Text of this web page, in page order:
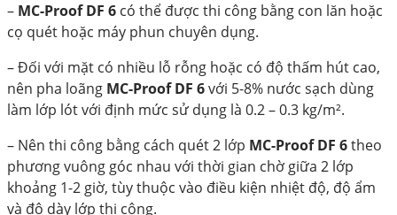
– MC-Proof DF 6 có thể được thi công bằng con lăn hoặc
cọ quét hoặc máy phun chuyên dụng.
– Đối với mặt có nhiều lỗ rỗng hoặc có độ thấm hút cao,
nên pha loãng MC-Proof DF 6với 5-8% nước sạch dùng
làm lớp lót với định mức sử dụng là 0.2 – 0.3 kg/m².
– Nên thi công bằng cách quét 2 lớp MC-Proof DF 6theo
phương vuông góc nhau với thời gian chờ giữa 2 lớp
khoảng 1-2 giờ, tùy thuộc vào điều kiện nhiệt độ, độ ẩm
và độ dày lớp thi công.